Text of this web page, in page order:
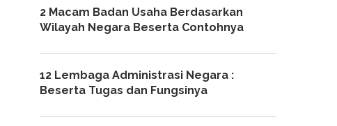
2 Macam Badan Usaha Berdasarkan
Wilayah Negara Beserta Contohnya
12 Lembaga Administrasi Negara :
Beserta Tugas dan Fungsinya